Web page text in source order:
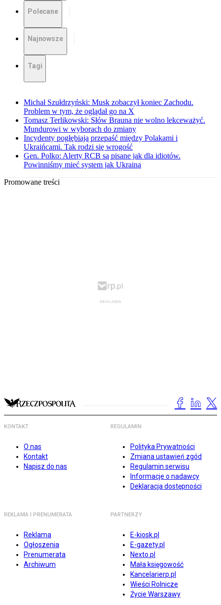
Polecane
Najnowsze
Tagi
Michał Szułdrzyński: Musk zobaczył koniec Zachodu.
Problem w tym, że oglądał go na X
Tomasz Terlikowski: Słów Brauna nie wolno lekceważyć.
Mundurowi w wyborach do zmiany
Incydenty pogłębiają przepaść między Polakami i
Ukraińcami. Tak rodzi się wrogość
Gen. Polko: Alerty RCB są pisane jak dla idiotów.
Powinniśmy mieć system jak Ukraina
Promowane treści
KONTAKT
O nas
Kontakt
Napisz do nas
REGULAMIN
Polityka Prywatności
Zmiana ustawień zgód
Regulamin serwisu
Informacje o nadawcy
Deklaracja dostępności
REKLAMA I PRENUMERATA
Reklama
Ogłoszenia
Prenumerata
Archiwum
PARTNERZY
E-kiosk.pl
E-gazety.pl
Nexto.pl
Mała księgowość
Kancelarierp.pl
Wieści Rolnicze
Życie Warszawy